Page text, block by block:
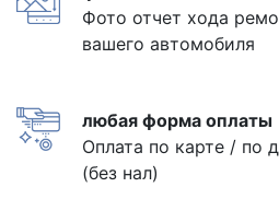
Фото отчет хода
вашего автомобиля
любая форма оплаты
Оплата по карте / по
(без нал)